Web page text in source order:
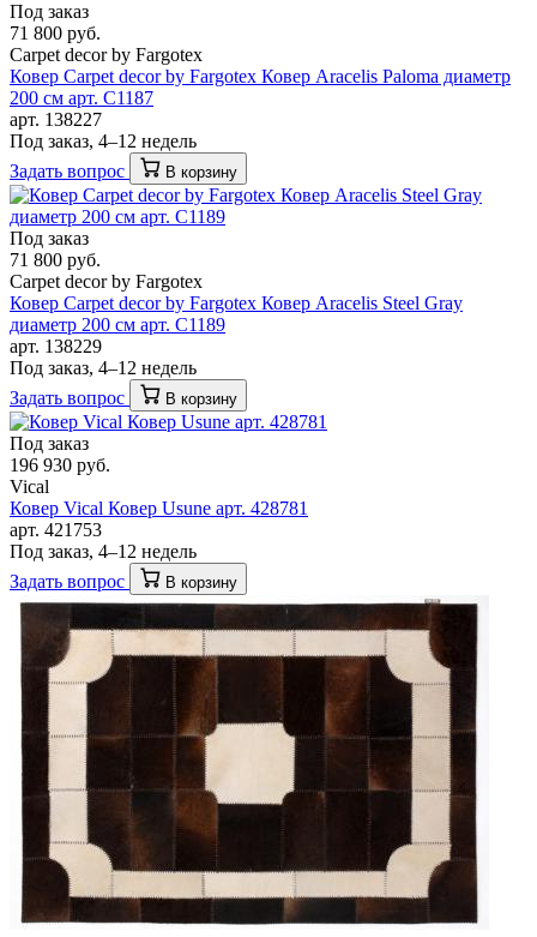
Под заказ
71 800 руб.
Carpet decor by Fargotex
Ковер Carpet decor by Fargotex Ковер Aracelis Paloma диаметр
200 см арт. C1187
арт. 138227
Под заказ, 4–12 недель
Задать вопрос
В корзину
Под заказ
71 800 руб.
Carpet decor by Fargotex
Ковер Carpet decor by Fargotex Ковер Aracelis Steel Gray
диаметр 200 см арт. C1189
арт. 138229
Под заказ, 4–12 недель
Задать вопрос
В корзину
Под заказ
196 930 руб.
Vical
Ковер Vical Ковер Usune арт. 428781
арт. 421753
Под заказ, 4–12 недель
Задать вопрос
В корзину